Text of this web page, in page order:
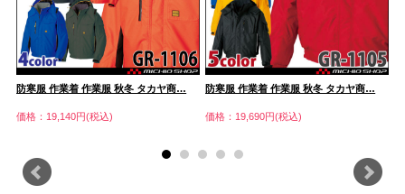
防寒服 作業着 作業服 秋冬 タカヤ商…
価格：19,140円(税込)
防寒服 作業着 作業服 秋冬 タカヤ商…
価格：19,690円(税込)